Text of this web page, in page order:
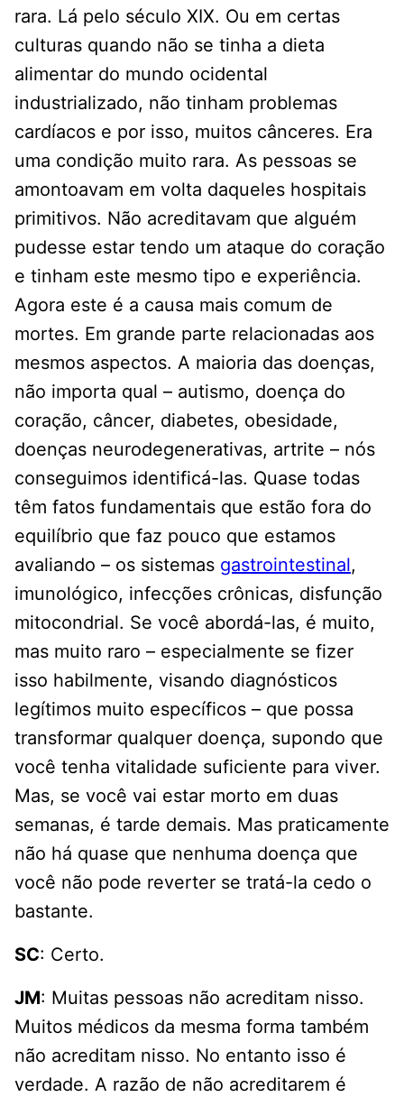
rara. Lá pelo século XIX. Ou em certas
culturas quando não se tinha a dieta
alimentar do mundo ocidental
industrializado, não tinham problemas
cardíacos e por isso, muitos cânceres. Era
uma condição muito rara. As pessoas se
amontoavam em volta daqueles hospitais
primitivos. Não acreditavam que alguém
pudesse estar tendo um ataque do coração
e tinham este mesmo tipo e experiência.
Agora este é a causa mais comum de
mortes. Em grande parte relacionadas aos
mesmos aspectos. A maioria das doenças,
não importa qual – autismo, doença do
coração, câncer, diabetes, obesidade,
doenças neurodegenerativas, artrite – nós
conseguimos identificá-las. Quase todas
têm fatos fundamentais que estão fora do
equilíbrio que faz pouco que estamos
avaliando – os sistemas gastrointestinal,
imunológico, infecções crônicas, disfunção
mitocondrial. Se você abordá-las, é muito,
mas muito raro – especialmente se fizer
isso habilmente, visando diagnósticos
legítimos muito específicos – que possa
transformar qualquer doença, supondo que
você tenha vitalidade suficiente para viver.
Mas, se você vai estar morto em duas
semanas, é tarde demais. Mas praticamente
não há quase que nenhuma doença que
você não pode reverter se tratá-la cedo o
bastante.
SC: Certo.
JM: Muitas pessoas não acreditam nisso.
Muitos médicos da mesma forma também
não acreditam nisso. No entanto isso é
verdade. A razão de não acreditarem é